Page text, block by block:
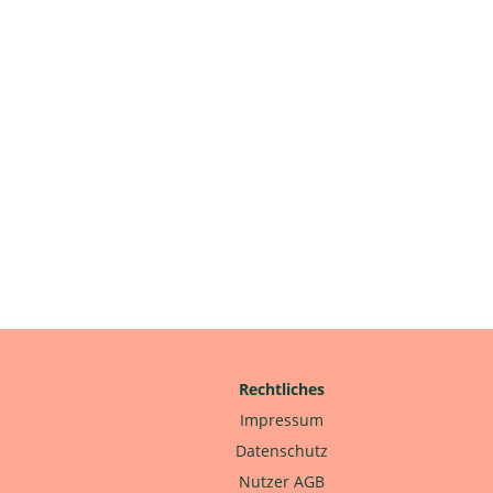
Rechtliches
Impressum
Datenschutz
Nutzer AGB